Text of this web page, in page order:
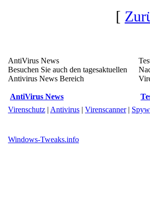
[
AntiVirus News
Besuchen Sie auch den tagesaktuellen
Antivirus News Bereich
AntiVirus News
Virenschutz | Antivirus | Virenscanner|
Windows-Tweaks.info